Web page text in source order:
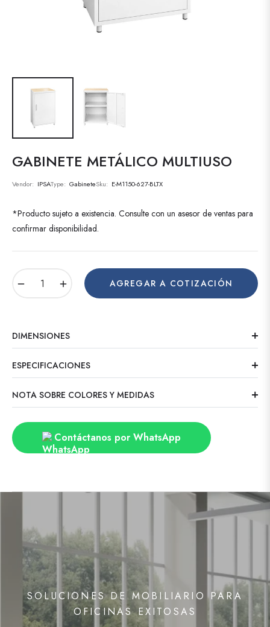
GABINETE METÁLICO MULTIUSO
Vendor: IPSAType: GabineteSku: E-M1150-627-BLTX
*Producto sujeto a existencia. Consulte con un asesor de ventas para
confirmar disponibilidad.
AGREGAR A COTIZACIÓN
DIMENSIONES
ESPECIFICACIONES
NOTA SOBRE COLORES Y MEDIDAS
Contáctanos por WhatsApp
SOLUCIONES DE MOBILIARIO PARA
OFICINAS EXITOSAS